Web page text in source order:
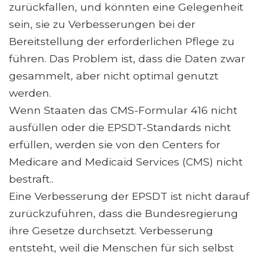
zurückfallen, und könnten eine Gelegenheit
sein, sie zu Verbesserungen bei der
Bereitstellung der erforderlichen Pflege zu
führen. Das Problem ist, dass die Daten zwar
gesammelt, aber nicht optimal genutzt
werden.
Wenn Staaten das CMS-Formular 416 nicht
ausfüllen oder die EPSDT-Standards nicht
erfüllen, werden sie von den Centers for
Medicare and Medicaid Services (CMS) nicht
bestraft..
Eine Verbesserung der EPSDT ist nicht darauf
zurückzuführen, dass die Bundesregierung
ihre Gesetze durchsetzt. Verbesserung
entsteht, weil die Menschen für sich selbst